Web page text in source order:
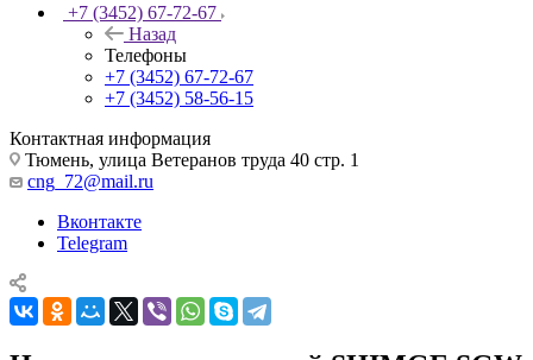
+7 (3452) 67-72-67
Назад
Телефоны
+7 (3452) 67-72-67
+7 (3452) 58-56-15
Контактная информация
Тюмень, улица Ветеранов труда 40 стр. 1
cng_72@mail.ru
Вконтакте
Telegram